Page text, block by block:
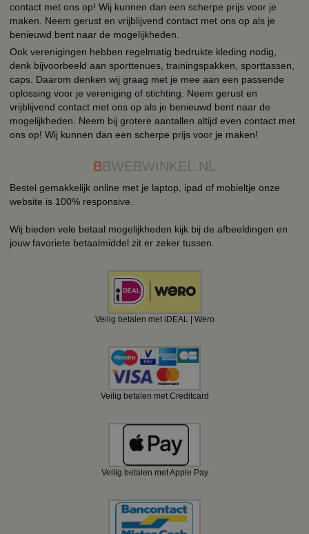
contact met ons op! Wij kunnen dan een scherpe prijs voor je
maken. Neem gerust en vrijblijvend contact met ons op als je
benieuwd bent naar de mogelijkheden.
Ook verenigingen hebben regelmatig bedrukte kleding nodig,
denk bijvoorbeeld aan sporttenues, trainingspakken, sporttassen,
caps. Daarom denken wij graag met je mee aan een passende
oplossing voor je vereniging of stichting. Neem gerust en
vrijblijvend contact met ons op als je benieuwd bent naar de
mogelijkheden. Neem bij grotere aantallen altijd even contact met
ons op! Wij kunnen dan een scherpe prijs voor je maken!
BBWEBWINKEL.NL
Bestel gemakkelijk online met je laptop, ipad of mobieltje onze
website is 100% responsive.
Wij bieden vele betaal mogelijkheden kijk bij de afbeeldingen en
jouw favoriete betaalmiddel zit er zeker tussen.
Veilig betalen met iDEAL | Wero
Veilig betalen met Creditcard
Veilig betalen met Apple Pay